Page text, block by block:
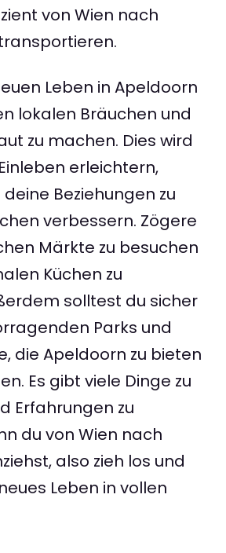
von Wien nach
Leben in Apeldoorn
lokalen Bräuchen und
zu machen. Dies wird
erleichtern,
Beziehungen zu
verbessern. Zögere
Märkte zu besuchen
Küchen zu
solltest du sicher
Parks und
die Apeldoorn zu bieten
Es gibt viele Dinge zu
Erfahrungen zu
du von Wien nach
also zieh los und
Leben in vollen